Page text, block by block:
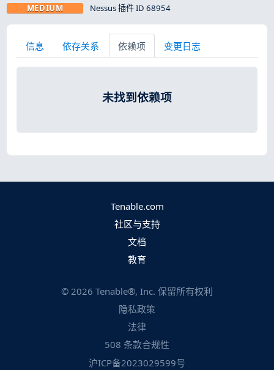
MEDIUM Nessus 插件 ID 68954
信息 依存关系 依赖项 变更日志
未找到依赖项
Tenable.com
社区与支持
文档
教育
© 2026 Tenable®, Inc. 保留所有权利
隐私政策
法律
508 条款合规性
沪ICP备2023029599号